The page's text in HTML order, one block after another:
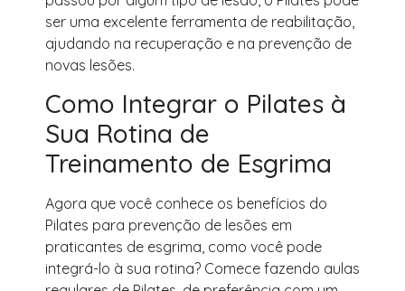
ser uma excelente ferramenta de reabilitação,
ajudando na recuperação e na prevenção de
novas lesões.
Como Integrar o Pilates à
Sua Rotina de
Treinamento de Esgrima
Agora que você conhece os benefícios do
Pilates para prevenção de lesões em
praticantes de esgrima, como você pode
integrá-lo à sua rotina? Comece fazendo aulas